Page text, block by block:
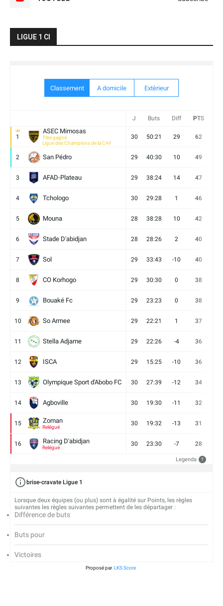
LIGUE 1 CI
Classement A domicile Extèrieur
J Buts Diff PTS
1
ASEC Mimosas
Titre gagné
Ligue des Champions de la CAF
30 50:21 29 62
2 San Pédro 29 40:30 10 49
3 AFAD-Plateau 29 38:24 14 47
4 Tchologo 30 29:28 1 46
5 Mouna 28 38:28 10 42
6 Stade D'abidjan 28 28:26 2 40
7 Sol 29 33:43 -10 40
8 CO Korhogo 29 30:30 0 38
9 Bouaké Fc 29 23:23 0 38
10 So Armee 29 22:21 1 37
11 Stella Adjame 29 22:26 -4 36
12 ISCA 29 15:25 -10 36
13 Olympique Sport d'Abobo FC 30 27:39 -12 34
14 Agboville 30 19:30 -11 32
15 Zoman
Relégué
30 19:32 -13 31
16 Racing D'abidjan
Relégué
30 23:30 -7 28
Legenda ?
brise-cravate Ligue 1
Lorsque deux équipes (ou plus) sont à égalité sur Points, les règles
suivantes les règles suivantes permettent de les départager :
Différence de buts
Buts pour
Victoires
Proposé par LKS Score